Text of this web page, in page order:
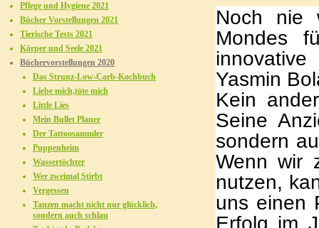
Noch nie
Mondes
Yasmin
Kein
Seine
sondern
Wenn wir
nutzen,
uns einen
Erfolg im
Pflege und Hygiene 2021
Bücher Vorstellungen 2021
Tierische Tests 2021
Körper und Seele 2021
Büchervorstellungen 2020
Das Strunz-Low-Carb-Kochbuch
Liebe mich,töte mich
Little Lies
Mein Bullet Planer
Der Tattoosammler
Puppenheim
Wassertöchter
Wer zweimal Stirbt
Vergessen
Tanzen macht nicht nur glücklich,
sondern auch schlau